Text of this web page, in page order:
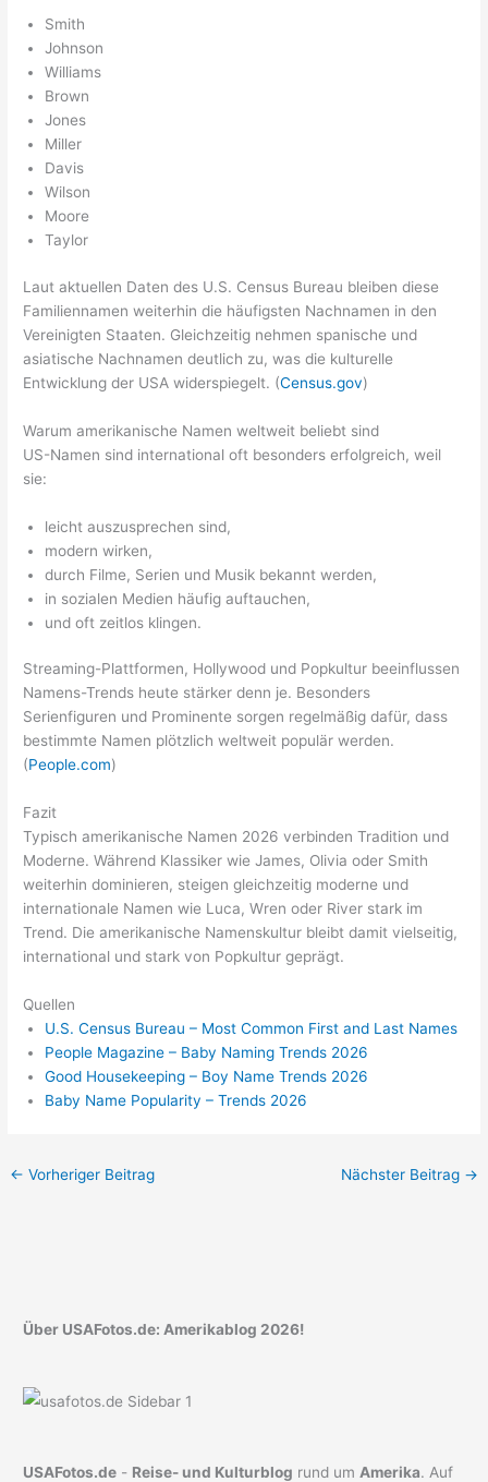
Smith
Johnson
Williams
Brown
Jones
Miller
Davis
Wilson
Moore
Taylor
Laut aktuellen Daten des U.S. Census Bureau bleiben diese
Familiennamen weiterhin die häufigsten Nachnamen in den
Vereinigten Staaten. Gleichzeitig nehmen spanische und
asiatische Nachnamen deutlich zu, was die kulturelle
Entwicklung der USA widerspiegelt. (Census.gov)
Warum amerikanische Namen weltweit beliebt sind
US-Namen sind international oft besonders erfolgreich, weil
sie:
leicht auszusprechen sind,
modern wirken,
durch Filme, Serien und Musik bekannt werden,
in sozialen Medien häufig auftauchen,
und oft zeitlos klingen.
Streaming-Plattformen, Hollywood und Popkultur beeinflussen
Namens-Trends heute stärker denn je. Besonders
Serienfiguren und Prominente sorgen regelmäßig dafür, dass
bestimmte Namen plötzlich weltweit populär werden.
(People.com)
Fazit
Typisch amerikanische Namen 2026 verbinden Tradition und
Moderne. Während Klassiker wie James, Olivia oder Smith
weiterhin dominieren, steigen gleichzeitig moderne und
internationale Namen wie Luca, Wren oder River stark im
Trend. Die amerikanische Namenskultur bleibt damit vielseitig,
international und stark von Popkultur geprägt.
Quellen
U.S. Census Bureau – Most Common First and Last Names
People Magazine – Baby Naming Trends 2026
Good Housekeeping – Boy Name Trends 2026
Baby Name Popularity – Trends 2026
← Vorheriger Beitrag Nächster Beitrag →
Über USAFotos.de: Amerikablog 2026!
USAFotos.de - Reise- und Kulturblog rund um Amerika. Auf